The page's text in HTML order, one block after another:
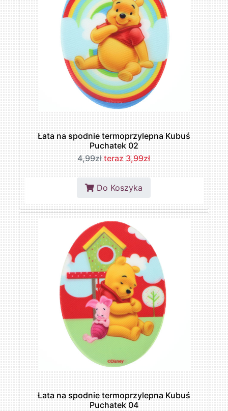
Łata na spodnie termoprzylepna Kubuś
Puchatek 02
4,99zł teraz 3,99zł
Do Koszyka
Łata na spodnie termoprzylepna Kubuś
Puchatek 04